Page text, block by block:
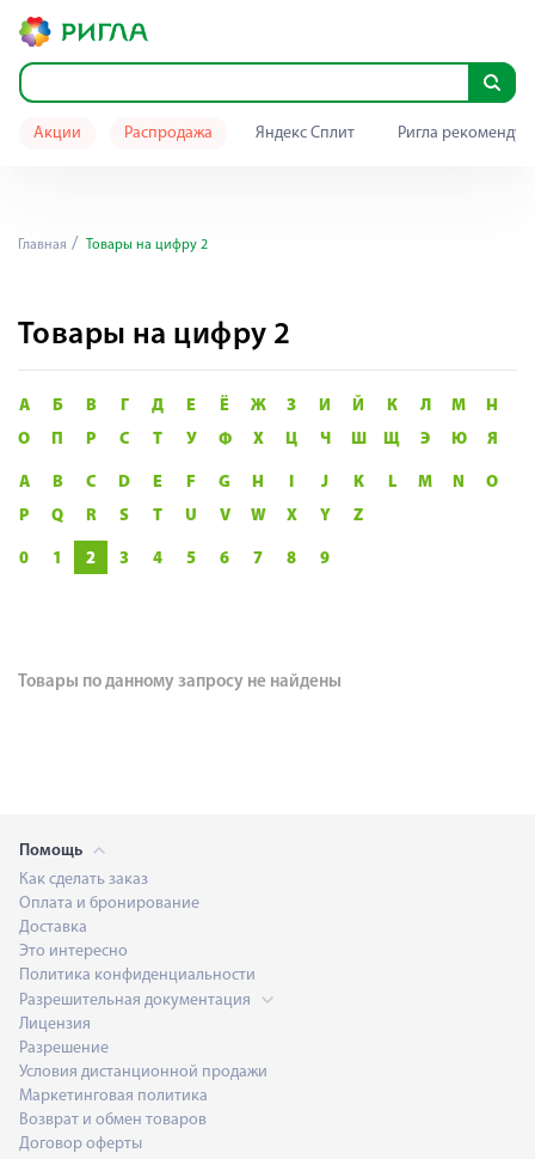
Акции Распродажа Яндекс Сплит Ригла
Главная Товары на цифру 2
Товары на цифру 2
А Б В Г Д Е Ё Ж З И Й К Л М
Н
О
П Р С Т У Ф Х Ц Ч Ш Щ Э Ю Я
A B C D E F G H I J K L M N
O
P
Q R S T U V W X Y Z
0 1 2 3 4 5 6 7 8 9
Товары по данному запросу не найдены
Помощь
Как сделать заказ
Оплата и бронирование
Доставка
Это интересно
Политика конфиденциальности
Разрешительная документация
Лицензия
Разрешение
Условия дистанционной продажи
Маркетинговая политика
Возврат и обмен товаров
Договор оферты